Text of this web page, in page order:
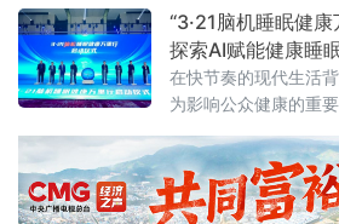
“3·21脑机睡眠健
探索AI赋能健康睡
在快节奏的现代生活
为影响公众健康的重
睡眠质量提供全新路
睡眠日之际，“3·21脑
福建厦门正式启动，